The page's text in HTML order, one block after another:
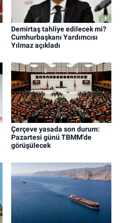
Demirtaş tahliye edilecek mi?
Cumhurbaşkanı Yardımcısı
Yılmaz açıkladı
Çerçeve yasada son durum:
Pazartesi günü TBMM'de
görüşülecek